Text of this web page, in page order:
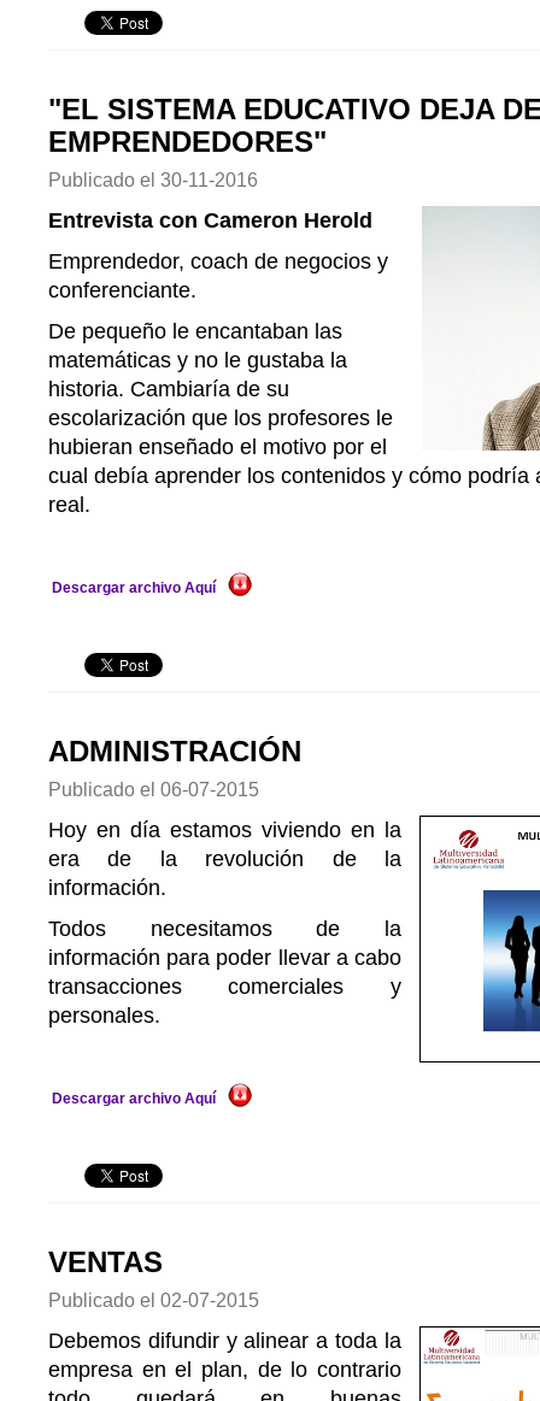
"EL SISTEMA EDUCATIVO DEJA
EMPRENDEDORES"
Publicado el 30-11-2016
Entrevista con Cameron Herold
Emprendedor, coach de negocios y
conferenciante.
De pequeño le encantaban las
matemáticas y no le gustaba la
historia. Cambiaría de su
escolarización que los profesores le
hubieran enseñado el motivo por el
cual debía aprender los contenidos y cómo podría
real.
Descargar archivo Aquí
ADMINISTRACIÓN
Publicado el 06-07-2015
Hoy en día estamos viviendo en la
era de la revolución de la
información.
Todos necesitamos de la
información para poder llevar a cabo
transacciones comerciales y
personales.
Descargar archivo Aquí
VENTAS
Publicado el 02-07-2015
Debemos difundir y alinear a toda la
empresa en el plan, de lo contrario